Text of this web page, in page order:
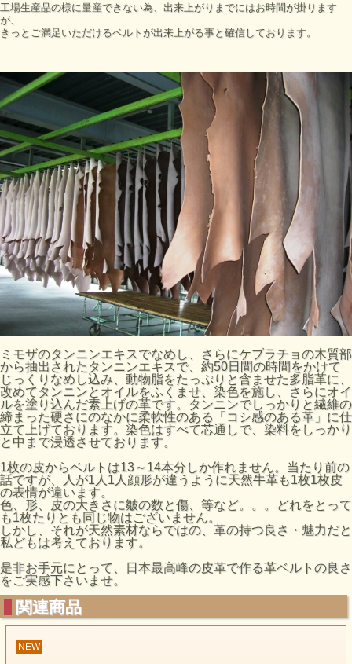
工場生産品の様に量産できない為、出来上がりまでにはお時間が掛ります
が、
きっとご満足いただけるベルトが出来上がる事と確信しております。
ミモザのタンニンエキスでなめし、さらにケブラチョの木質部
から抽出されたタンニンエキスで、約50日間の時間をかけて
じっくりなめし込み、動物脂をたっぷりと含ませた多脂革に、
改めてタンニンとオイルをふくませ、染色を施し、さらにオイ
ルを塗り込んだ素上げの革です。タンニンでしっかりと繊維の
締まった硬さにのなかに柔軟性のある「コシ感のある革」に仕
立て上げております。染色はすべて芯通しで、染料をしっかり
と中まで浸透させております。
1枚の皮からベルトは13～14本分しか作れません。当たり前の
話ですが、人が1人1人顔形が違うように天然牛革も1枚1枚皮
の表情が違います。
色、形、皮の大きさに皺の数と傷、等など。。。どれをとって
も1枚たりとも同じ物はございません。
しかし、それが天然素材ならではの、革の持つ良さ・魅力だと
私どもは考えております。
是非お手元にとって、日本最高峰の皮革で作る革ベルトの良さ
をご実感下さいませ。
関連商品
NEW